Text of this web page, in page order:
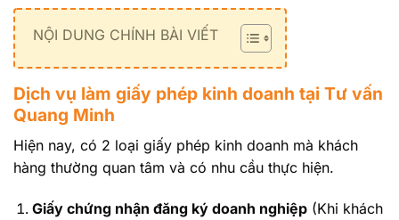
NỘI DUNG CHÍNH BÀI VIẾT
Dịch vụ làm giấy phép kinh doanh tại Tư vấn
Quang Minh
Hiện nay, có 2 loại giấy phép kinh doanh mà khách
hàng thường quan tâm và có nhu cầu thực hiện.
Giấy chứng nhận đăng ký doanh nghiệp(Khi khách